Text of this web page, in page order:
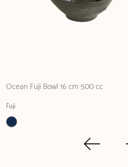
Ocean Fuji Bowl 16 cm 500 cc
Fuji